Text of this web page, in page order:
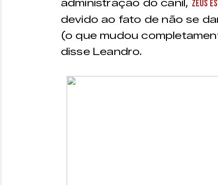
administração do canil, Zeus
devido ao fato de não se
(o que mudou
disse Leandro.